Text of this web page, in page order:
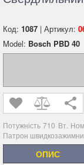
Код: 1087 | Артикул:
Model: Bosch PBD 40
Потужність 710 Вт.
Патрон
ОПИС